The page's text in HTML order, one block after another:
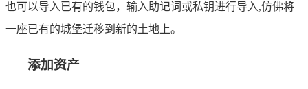
也可以导入已有的钱包，输入助记词或私钥进行导入,仿佛将
一座已有的城堡迁移到新的土地上。
添加资产